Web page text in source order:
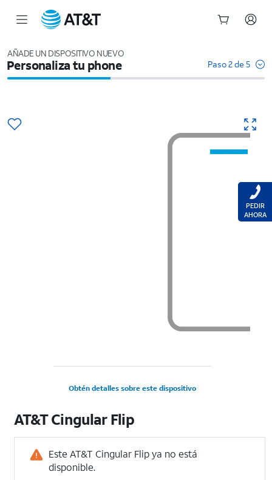
AÑADE UN DISPOSITIVO NUEVO
Personaliza tu phone Paso 2 de 5
Obtén detalles sobre este dispositivo
AT&T Cingular Flip
Este AT&T Cingular Flip ya no está
disponible.
PEDIR
AHORA